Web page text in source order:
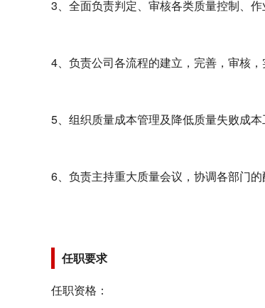
3、全面负责判定、审核各类质量控制、
4、负责公司各流程的建立，完善，审核
5、组织质量成本管理及降低质量失败成本
6、负责主持重大质量会议，协调各部门的
任职要求
任职资格：